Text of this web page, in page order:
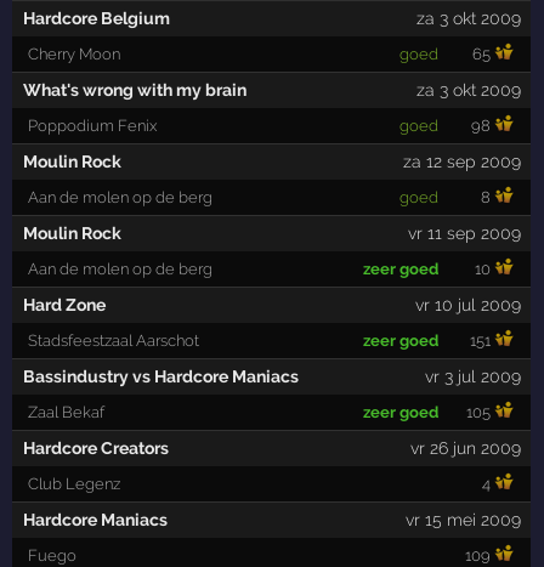
Hardcore Belgium za 3 okt 2009
Cherry Moon goed 65
What's wrong with my brain za 3 okt 2009
Poppodium Fenix goed 98
Moulin Rock za 12 sep 2009
Aan de molen op de berg goed 8
Moulin Rock vr 11 sep 2009
Aan de molen op de berg zeer goed 10
Hard Zone vr 10 jul 2009
Stadsfeestzaal Aarschot zeer goed 151
Bassindustry vs Hardcore Maniacs vr 3 jul 2009
Zaal Bekaf zeer goed 105
Hardcore Creators vr 26 jun 2009
Club Legenz 4
Hardcore Maniacs vr 15 mei 2009
Fuego 109